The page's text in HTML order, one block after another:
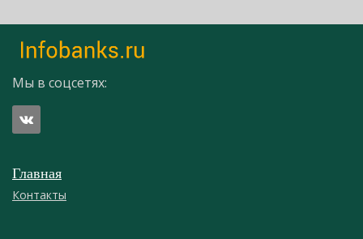
Мы в соцсетях:
Главная
Контакты